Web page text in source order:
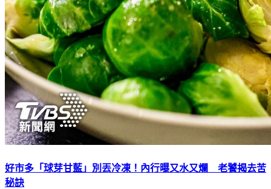
好市多「球芽甘藍」別丟冷凍！內行曝又水又爛 老饕揭去苦
秘訣